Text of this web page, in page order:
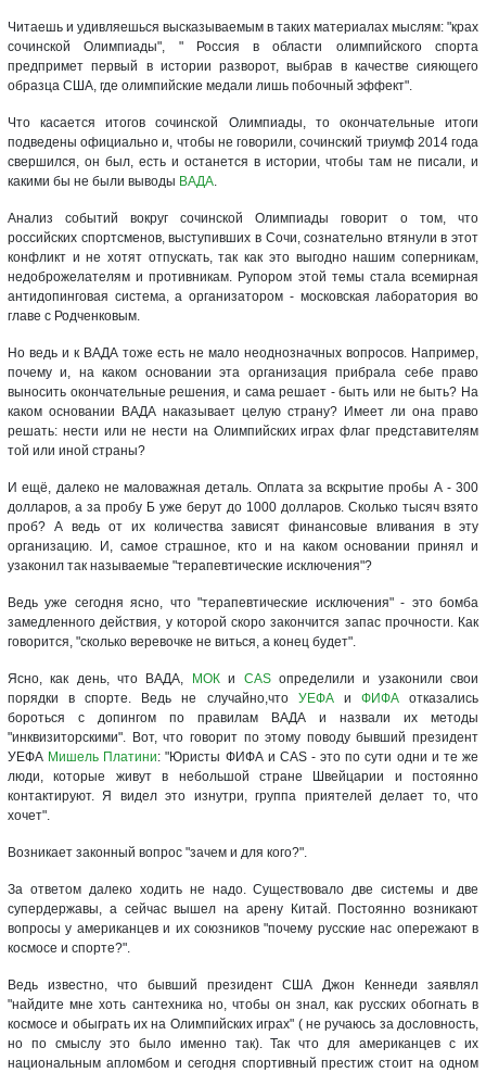
Читаешь и удивляешься высказываемым в таких материалах мыслям: "крах
сочинской Олимпиады", " Россия в области олимпийского спорта
предпримет первый в истории разворот, выбрав в качестве сияющего
образца США, где олимпийские медали лишь побочный эффект".
Что касается итогов сочинской Олимпиады, то окончательные итоги
подведены официально и, чтобы не говорили, сочинский триумф 2014 года
свершился, он был, есть и останется в истории, чтобы там не писали, и
какими бы не были выводы ВАДА.
Анализ событий вокруг сочинской Олимпиады говорит о том, что
российских спортсменов, выступивших в Сочи, сознательно втянули в этот
конфликт и не хотят отпускать, так как это выгодно нашим соперникам,
недоброжелателям и противникам. Рупором этой темы стала всемирная
антидопинговая система, а организатором - московская лаборатория во
главе с Родченковым.
Но ведь и к ВАДА тоже есть не мало неоднозначных вопросов. Например,
почему и, на каком основании эта организация прибрала себе право
выносить окончательные решения, и сама решает - быть или не быть? На
каком основании ВАДА наказывает целую страну? Имеет ли она право
решать: нести или не нести на Олимпийских играх флаг представителям
той или иной страны?
И ещё, далеко не маловажная деталь. Оплата за вскрытие пробы А - 300
долларов, а за пробу Б уже берут до 1000 долларов. Сколько тысяч взято
проб? А ведь от их количества зависят финансовые вливания в эту
организацию. И, самое страшное, кто и на каком основании принял и
узаконил так называемые "терапевтические исключения"?
Ведь уже сегодня ясно, что "терапевтические исключения" - это бомба
замедленного действия, у которой скоро закончится запас прочности. Как
говорится, "сколько веревочке не виться, а конец будет".
Ясно, как день, что ВАДА, МОКи CASопределили и узаконили свои
порядки в спорте. Ведь не случайно,что УЕФАи ФИФАотказались
бороться с допингом по правилам ВАДА и назвали их методы
"инквизиторскими". Вот, что говорит по этому поводу бывший президент
УЕФА Мишель Платини: "Юристы ФИФА и CAS - это по сути одни и те же
люди, которые живут в небольшой стране Швейцарии и постоянно
контактируют. Я видел это изнутри, группа приятелей делает то, что
хочет".
Возникает законный вопрос "зачем и для кого?".
За ответом далеко ходить не надо. Существовало две системы и две
супердержавы, а сейчас вышел на арену Китай. Постоянно возникают
вопросы у американцев и их союзников "почему русские нас опережают в
космосе и спорте?".
Ведь известно, что бывший президент США Джон Кеннеди заявлял
"найдите мне хоть сантехника но, чтобы он знал, как русских обогнать в
космосе и обыграть их на Олимпийских играх" ( не ручаюсь за дословность,
но по смыслу это было именно так). Так что для американцев с их
национальным апломбом и сегодня спортивный престиж стоит на одном